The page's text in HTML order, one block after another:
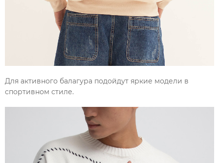
Для активного балагура подойдут яркие модели в
спортивном стиле.